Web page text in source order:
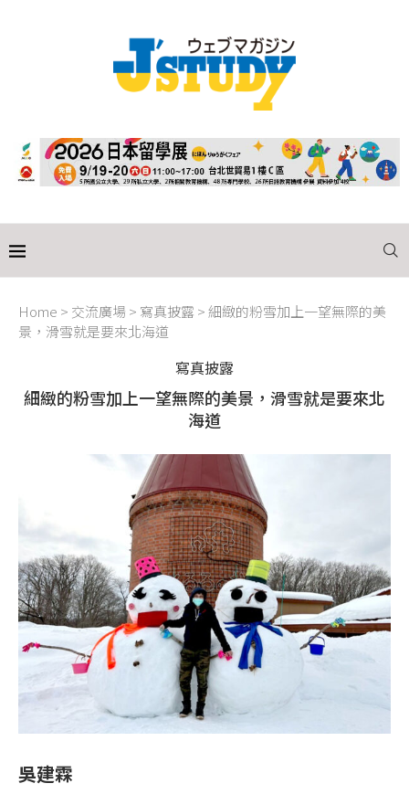
Home > 交流廣場 > 寫真披露 >細緻的粉雪加上一望無際的美
景，滑雪就是要來北海道
寫真披露
細緻的粉雪加上一望無際的美景，滑雪就是要來北
海道
吳建霖